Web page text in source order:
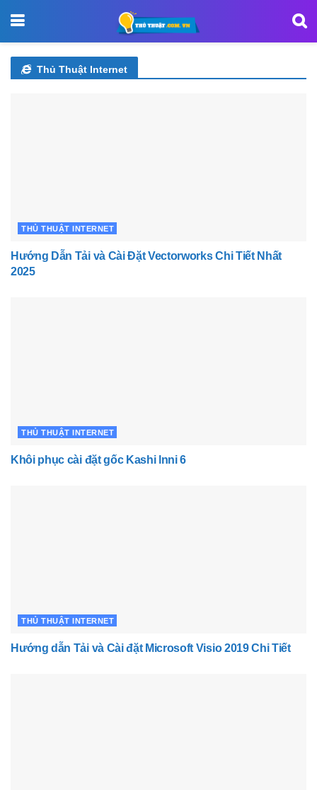
Thủ Thuật Internet
THỦ THUẬT INTERNET
Hướng Dẫn Tải và Cài Đặt Vectorworks Chi Tiết Nhất
2025
THỦ THUẬT INTERNET
Khôi phục cài đặt gốc Kashi lnni 6
THỦ THUẬT INTERNET
Hướng dẫn Tải và Cài đặt Microsoft Visio 2019 Chi Tiết